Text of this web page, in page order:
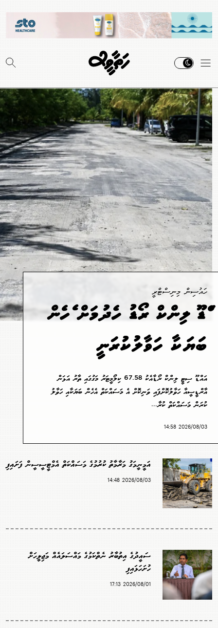
ހައުސިން މިނިސްޓްރީ
އައްޑޫ ލިންކް ރޯޑު ހެދުމަށް އެހެން
ބަޔަކާ ހަވާލުކުރަނީ
އައްޑޫ ސިޓީ ލިންކް ރޯޑާއެކު 67.58 ކިލޯމީޓަރު މަގުގައި ތާރު އަޅަން
އާރްޑީސީއާ ހަވާލުކޮށްފައި ވަނިކޮށް އެ މަސައްކަތް އެހެން ބަޔަކާއި ހަވާލު
ކުރަން މަސައްކަތް ކުރާ...
2026/08/03 14:58
އަމީނީމަގު މަރާމާތު ކުރުމުގެ މަސައްކަތް އެމްޓީސީސީން ފަށައިފި
2026/08/03 14:48
ސައީދުގެ އިތުބާރު ނެތްކަމުގެ މައްސަލައެއް މަޖިލީހަށް
ހުށަހަޅައިފި
2026/08/01 17:13